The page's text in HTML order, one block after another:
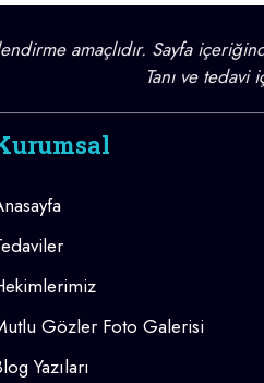
amaçlıdır. Sayfa
Tanı ve
Gözler Foto Galerisi
Yazıları